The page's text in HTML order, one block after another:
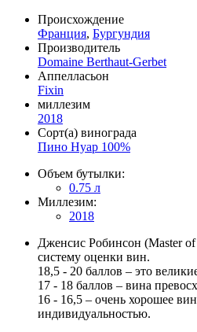
Происхождение
Франция, Бургундия
Производитель
Domaine Berthaut-Gerbet
Аппелласьон
Fixin
миллезим
2018
Сорт(а) винограда
Пино Нуар 100%
Объем бутылки:
0.75 л
Миллезим:
2018
Дженсис Робинсон (Master
систему оценки вин.
18,5 - 20 баллов – это
17 - 18 баллов – вина
16 - 16,5 – очень хорошее
индивидуальностью.